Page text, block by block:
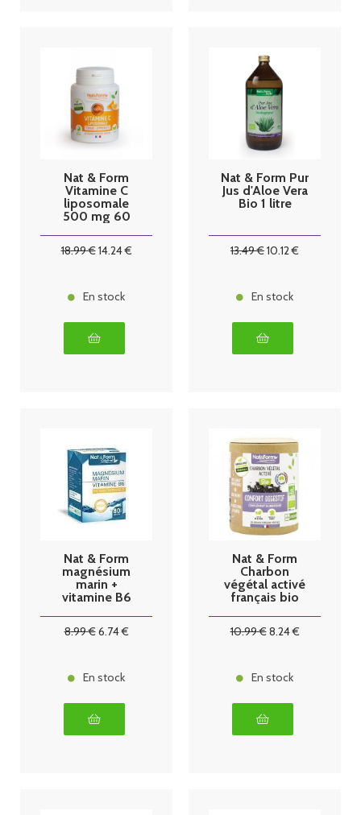
Nat & Form
Vitamine C
liposomale
500 mg 60
18.99€14.24€
En stock
Nat & Form Pur
Jus d'Aloe Vera
Bio 1 litre
13.49€10.12 €
En stock
Nat & Form
magnésium
marin +
vitamine B6
8.99€6.74€
En stock
Nat & Form
Charbon
végétal activé
français bio
10.99€8.24€
En stock